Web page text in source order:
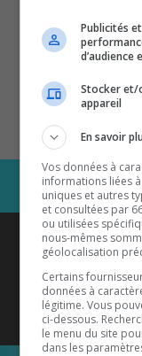
Coyote
Publicités
d’audience
Stocker et/
appareil
En savoir
Vos données à
informations liées
uniques et autres
et consultées par
ou utilisées
nous-mêmes
géolocalisation
Certains
données à
légitime. Vous
ci-dessous.
le menu du site
dans les